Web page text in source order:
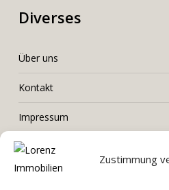
Zustimmung
Diverses
Über uns
Kontakt
Impressum
Datenschutz